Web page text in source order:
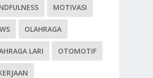
MOTIVASI
OLAHRAGA
LARI OTOMOTIF